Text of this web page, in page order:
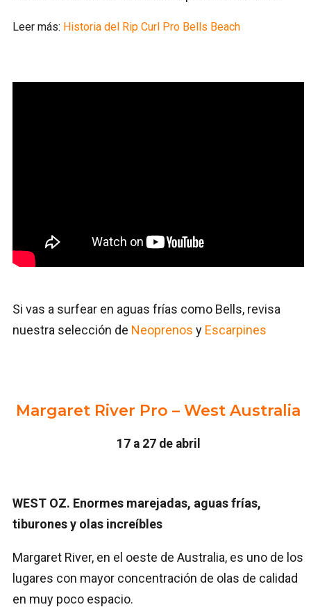
Leer más: Historia del Rip Curl Pro Bells Beach
Si vas a surfear en aguas frías como Bells, revisa
nuestra selección de Neoprenos y Escarpines
Margaret River Pro – West Australia
17 a 27 de abril
WEST OZ. Enormes marejadas, aguas frías,
tiburones y olas increíbles
Margaret River, en el oeste de Australia, es uno de los
lugares con mayor concentración de olas de calidad
en muy poco espacio.